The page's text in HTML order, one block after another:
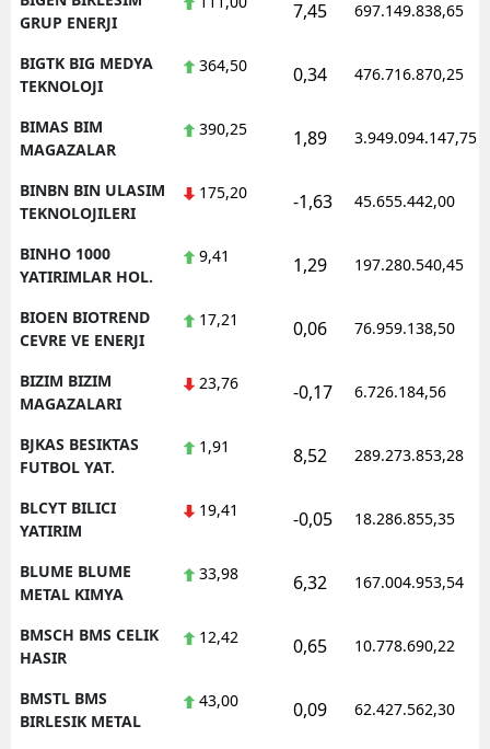
GRUP ENERJI
7,45 697.149.838,65
BIGTK BIG MEDYA
TEKNOLOJI
364,50 0,34 476.716.870,25
BIMAS BIM
MAGAZALAR
390,25 1,89 3.949.094.147,75
BINBN BIN ULASIM
TEKNOLOJILERI
175,20 -1,63 45.655.442,00
BINHO 1000
YATIRIMLAR HOL.
9,41 1,29 197.280.540,45
BIOEN BIOTREND
CEVRE VE ENERJI
17,21 0,06 76.959.138,50
BIZIM BIZIM
MAGAZALARI
23,76 -0,17 6.726.184,56
BJKAS BESIKTAS
FUTBOL YAT.
1,91 8,52 289.273.853,28
BLCYT BILICI
YATIRIM
19,41 -0,05 18.286.855,35
BLUME BLUME
METAL KIMYA
33,98 6,32 167.004.953,54
BMSCH BMS CELIK
HASIR
12,42 0,65 10.778.690,22
BMSTL BMS
BIRLESIK METAL
43,00 0,09 62.427.562,30